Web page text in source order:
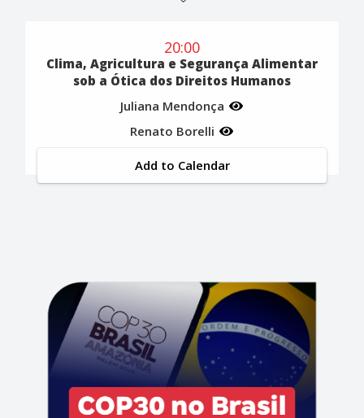
20:00
Clima, Agricultura e Segurança Alimentar
sob a Ótica dos Direitos Humanos
Juliana Mendonça
Renato Borelli
Add to Calendar